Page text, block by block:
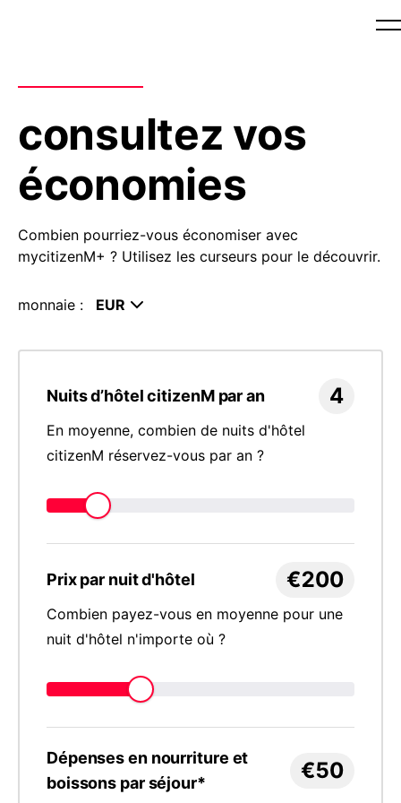
consultez vos
économies
Combien pourriez-vous économiser avec
mycitizenM+ ? Utilisez les curseurs pour le découvrir.
monnaie :
Nuits d’hôtel citizenM par an 4
En moyenne, combien de nuits d'hôtel
citizenM réservez-vous par an ?
Prix par nuit d'hôtel €200
Combien payez-vous en moyenne pour une
nuit d'hôtel n'importe où ?
Dépenses en nourriture et
boissons par séjour*
€50